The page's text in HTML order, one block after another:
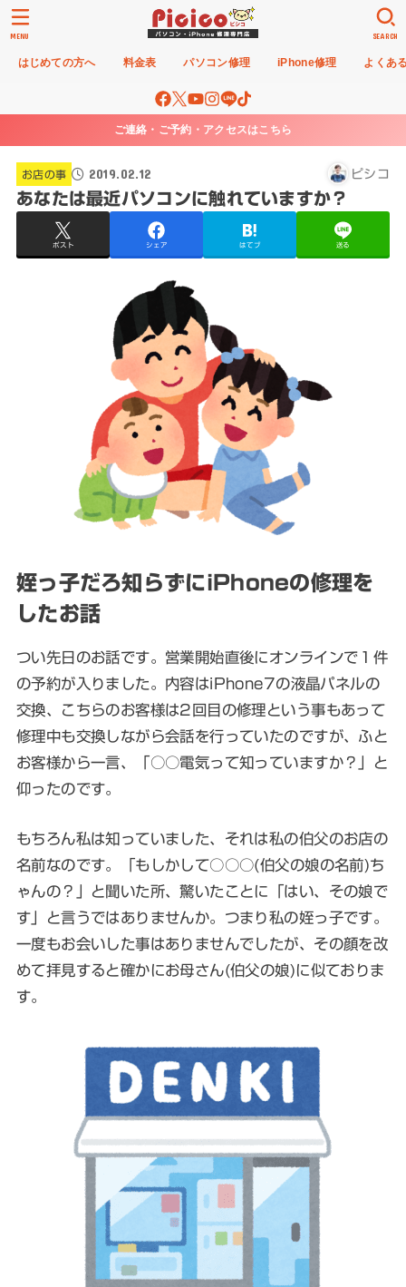
はじめての方へ 料金表 パソコン修理 iPhone修理 よくあ
SEARCH
MENU
ご連絡・ご予約・アクセスはこちら
お店の事 2019.02.12 ピシコ
あなたは最近パソコンに触れていますか？
ポスト シェア はてブ 送る
姪っ子だろ知らずにiPhoneの修理を
したお話
つい先日のお話です。営業開始直後にオンラインで１件
の予約が入りました。内容はiPhone7の液晶パネルの
交換、こちらのお客様は2回目の修理という事もあって
修理中も交換しながら会話を行っていたのですが、ふと
お客様から一言、「○○電気って知っていますか？」と
仰ったのです。
もちろん私は知っていました、それは私の伯父のお店の
名前なのです。「もしかして○○○(伯父の娘の名前)ち
ゃんの？」と聞いた所、驚いたことに「はい、その娘で
す」と言うではありませんか。つまり私の姪っ子です。
一度もお会いした事はありませんでしたが、その顔を改
めて拝見すると確かにお母さん(伯父の娘)に似ておりま
す。